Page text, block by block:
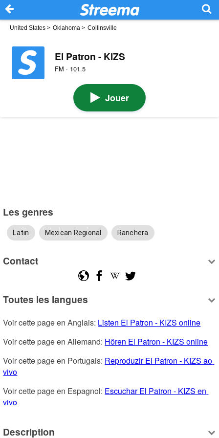
United States > Oklahoma > Collinsville
El Patron - KIZS
FM · 101.5
Jouer
Les genres
Latin Mexican Regional Ranchera
Contact
Toutes les langues
Voir cette page en Anglais: Listen El Patron - KIZS online
Voir cette page en Allemand: Hören El Patron - KIZS online
Voir cette page en Portugais: Reproduzir El Patron - KIZS ao
vivo
Voir cette page en Espagnol: Escuchar El Patron - KIZS en
vivo
Description